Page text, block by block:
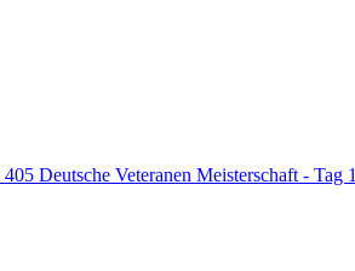
405 Deutsche Veteranen Meisterschaft - Tag 1